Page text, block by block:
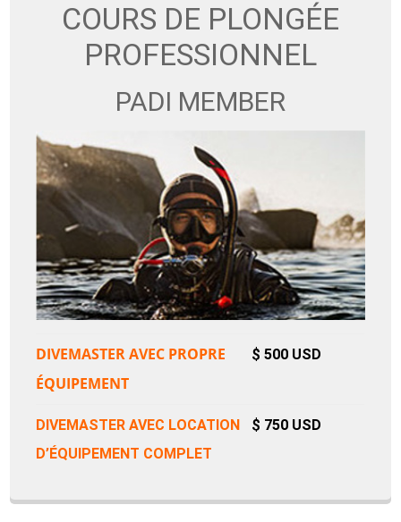
COURS DE PLONGÉE
PROFESSIONNEL
PADI MEMBER
DIVEMASTER AVEC PROPRE
ÉQUIPEMENT
$ 500 USD
DIVEMASTER AVEC LOCATION
D’ÉQUIPEMENT COMPLET
$ 750 USD